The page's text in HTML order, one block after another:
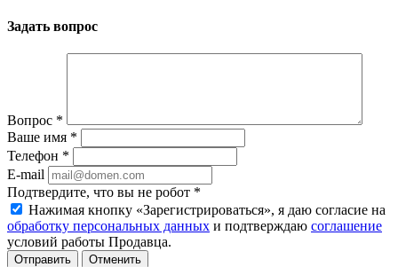
Задать вопрос
Вопрос *
Ваше имя *
Телефон *
E-mail
Подтвердите, что вы не робот *
Нажимая кнопку «Зарегистрироваться», я даю согласие на
обработку персональных данных и подтверждаю соглашение
условий работы Продавца.
Отменить